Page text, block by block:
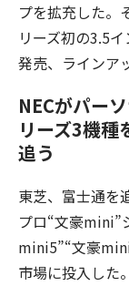
プを拡充した。
リーズ初の3.5
発売、ラインア
NECがパー
リーズ3機種
追う
東芝、富士通を
プロ“文豪mini”
mini5”“文豪
市場に投入した